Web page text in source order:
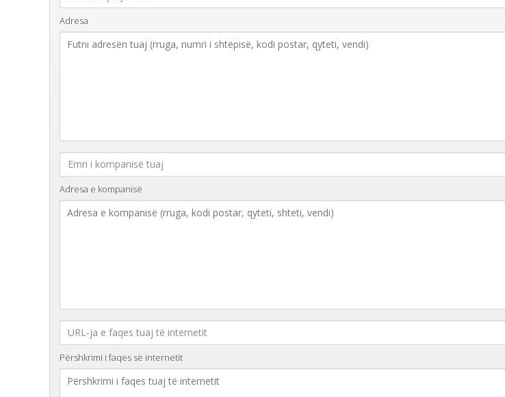
Adresa
Adresa e kompanisë
Përshkrimi i faqes së internetit